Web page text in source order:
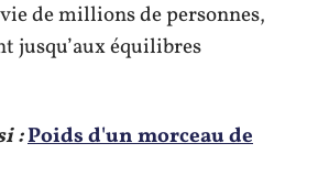
de millions de personnes,
jusqu’aux équilibres
:Poids d'un morceau de